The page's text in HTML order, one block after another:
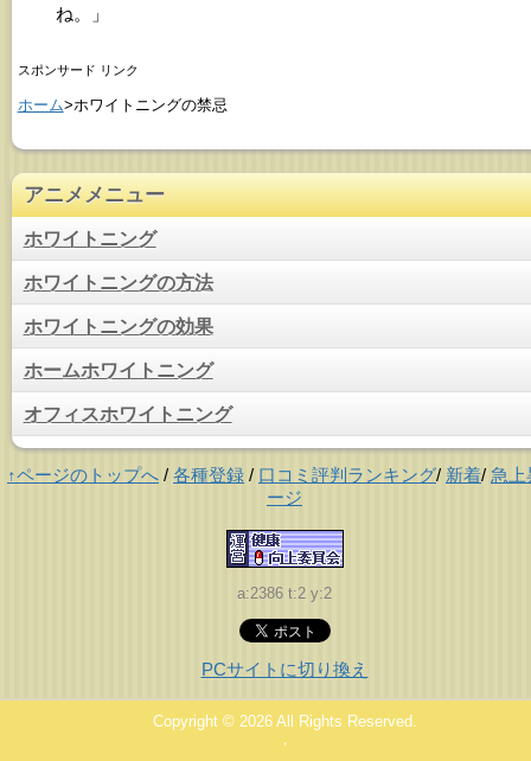
ね。」
スポンサード リンク
ホーム>ホワイトニングの禁忌
アニメメニュー
ホワイトニング
ホワイトニングの方法
ホワイトニングの効果
ホームホワイトニング
オフィスホワイトニング
↑ページのトップへ / 各種登録 / 口コミ評判ランキング/ 新着/ 急上
ージ
a:2386 t:2 y:2
PCサイトに切り換え
Copyright © 2026 All Rights Reserved.
，